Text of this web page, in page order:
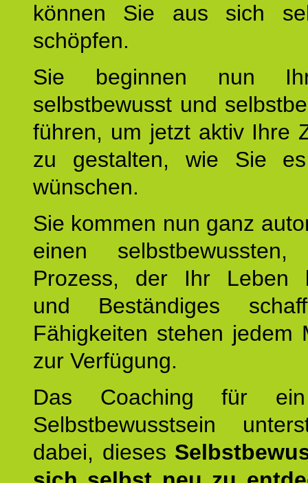
können Sie aus sich
schöpfen.
Sie beginnen nun
selbstbewusst und
führen, um jetzt aktiv Ihre
zu gestalten, wie Sie
wünschen.
Sie kommen nun ganz
einen selbstbewussten,
Prozess, der Ihr Leben
und Beständiges
Fähigkeiten stehen jedem
zur Verfügung.
Das Coaching für
Selbstbewusstsein
dabei, dieses